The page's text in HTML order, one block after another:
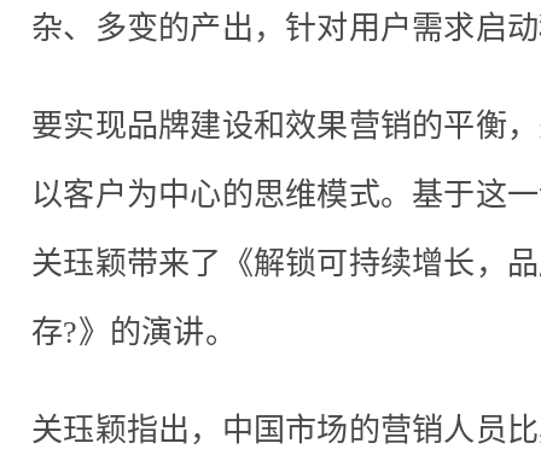
杂、多变的产出，针对用户需求启
要实现品牌建设和效果营销的平衡
以客户为中心的思维模式。基于这
关珏颖带来了《解锁可持续增长，
存?》的演讲。
关珏颖指出，中国市场的营销人员